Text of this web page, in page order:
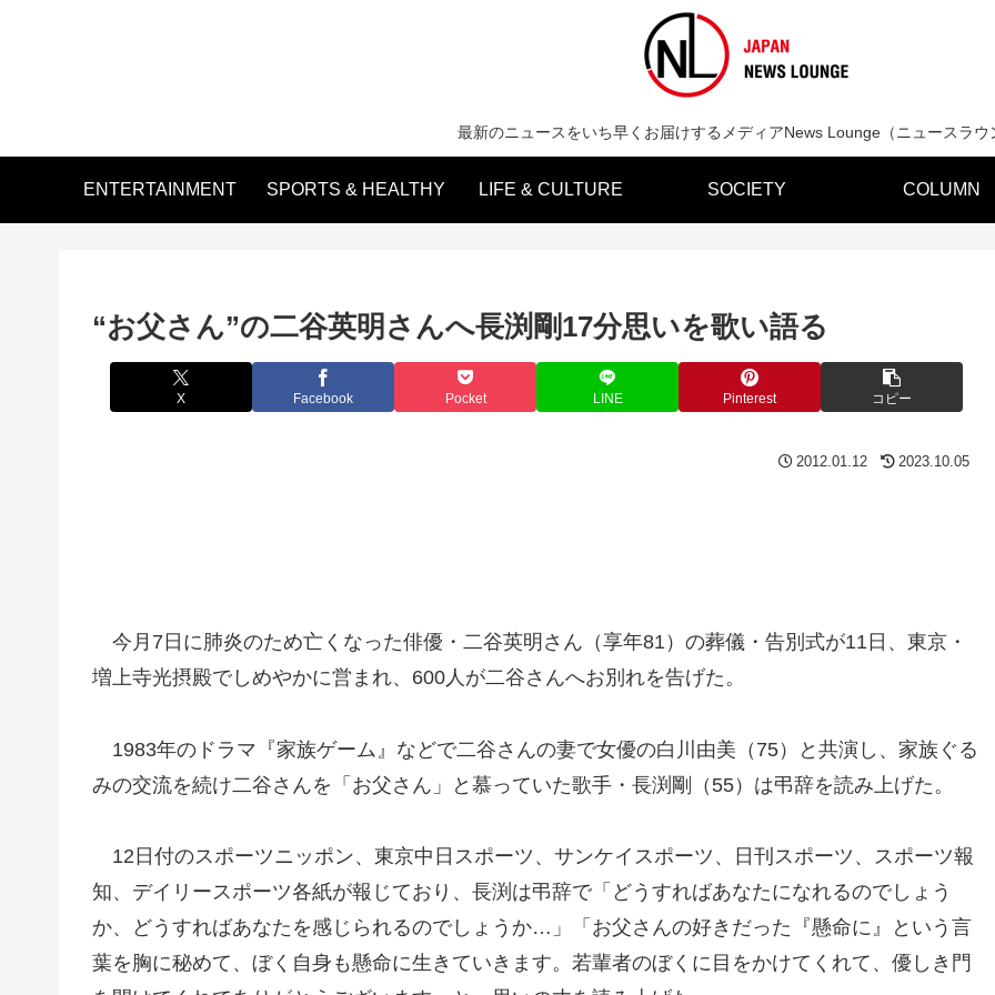
最新のニュースをいち早くお届けするメディアNews Lounge（ニュースラウ
ENTERTAINMENT SPORTS & HEALTHY LIFE & CULTURE SOCIETY COLUMN
“お父さん”の二谷英明さんへ長渕剛17分思いを歌い語る
X Facebook Pocket LINE Pinterest コピー
2012.01.12 2023.10.05
今月7日に肺炎のため亡くなった俳優・二谷英明さん（享年81）の葬儀・告別式が11日、東京・
増上寺光摂殿でしめやかに営まれ、600人が二谷さんへお別れを告げた。
1983年のドラマ『家族ゲーム』などで二谷さんの妻で女優の白川由美（75）と共演し、家族ぐる
みの交流を続け二谷さんを「お父さん」と慕っていた歌手・長渕剛（55）は弔辞を読み 上げた。
12日付のスポーツニッポン、東京中日スポーツ、サンケイスポーツ、日刊スポーツ、スポーツ報
知、デイリースポーツ各紙が報じており、長渕は弔辞で「どうすればあなたになれるのでしょう
か、どうすればあなたを感じられるのでしょうか…」「お父さんの好きだった『懸命に』という言
葉を胸に秘めて、ぼく自身も懸命に生きていきます。若輩者のぼくに目をかけてくれて、優しき門